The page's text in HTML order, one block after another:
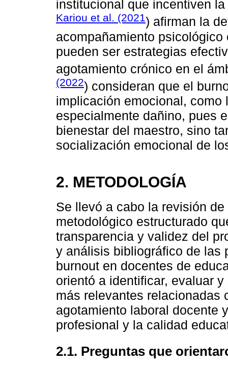
institucional que incentiven
Kariou et al. (2021) afirman la
acompañamiento
pueden ser estrategias
agotamiento crónico en el
(2022) consideran que el
implicación emocional,
especialmente dañino, pues
bienestar del maestro, sino
socialización emocional de
2. METODOLOGÍA
Se llevó a cabo la revisión
metodológico estructurado
transparencia y validez del
y análisis bibliográfico de las
burnout en docentes de
orientó a identificar, evaluar
más relevantes relacionadas
agotamiento laboral docente
profesional y la calidad
2.1. Preguntas que